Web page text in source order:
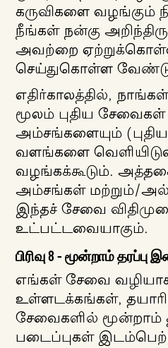
கருவிகளை வழங்கும்
நீங்கள் நன்கு
அவற்றை
செய்துகொள்ள
எதிர்காலத்தில்,
மூலம் புதிய
அம்சங்களையும்
வளங்களை
வழங்கக்கூடும்.
அம்சங்கள் மற்றும்/
இந்தச் சேவை
உட்பட்டவையாகும்.
பிரிவு 8 - மூன்றாம்
எங்கள் சேவை
உள்ளடக்கங்கள்,
சேவைகளில் மூன்றாம்
படைப்புகள்